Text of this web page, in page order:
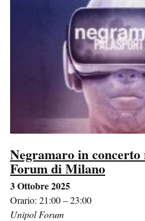
Negramaro in
Forum di Milano
3 Ottobre 2025
Orario: 21:00 – 23:00
Unipol Forum